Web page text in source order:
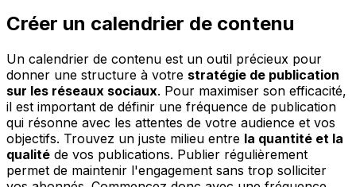
Créer un calendrier de contenu
Un calendrier de contenu est un outil précieux pour
donner une structure à votre stratégie de publication
sur les réseaux sociaux. Pour maximiser son efficacité,
il est important de définir une fréquence de publication
qui résonne avec les attentes de votre audience et vos
objectifs. Trouvez un juste milieu entre la quantité et la
qualité de vos publications. Publier régulièrement
permet de maintenir l'engagement sans trop solliciter